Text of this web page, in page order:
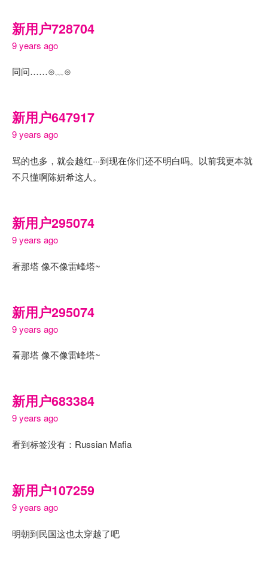
新用户728704
9 years ago
同问……⊙﹏⊙
新用户647917
9 years ago
骂的也多，就会越红···到现在你们还不明白吗。以前我更本就
不只懂啊陈妍希这人。
新用户295074
9 years ago
看那塔 像不像雷峰塔~
新用户295074
9 years ago
看那塔 像不像雷峰塔~
新用户683384
9 years ago
看到标签没有：Russian Mafia
新用户107259
9 years ago
明朝到民国这也太穿越了吧